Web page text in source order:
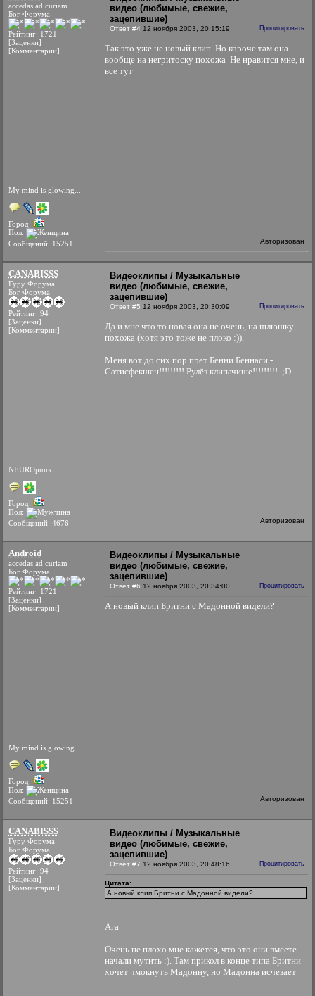
accedas ad curiam
Бог Форума
Рейтинг: 1721
[Заценки]
[Комментарии]
My mind is glowing...
Город:
Пол:
Сообщений: 15251
видео (любимые, свежие,
зацепившие)
Ответ #4 12 ноября 2003, 20:15:19 Процитировать
Так это уже не новый клип Но короче там она
вообще на негритоску похожа Не нравится мне, и
все тут
Авторизован
CANABISSS
Гуру Форума
Бог Форума
Рейтинг: 94
[Заценки]
[Комментарии]
NEUROpunk
Город:
Пол:
Сообщений: 4676
Видеоклипы / Музыкальные
видео (любимые, свежие,
зацепившие)
Ответ #5 12 ноября 2003, 20:30:09 Процитировать
Да и мне что то новая она не очень, на шлюшку
похожа (хотя это тоже не плоко :)).
Меня вот до сих пор прет Бенни Беннаси -
Сатисфекшен!!!!!!!!! Рулёз клипачише!!!!!!!!! ;D
Авторизован
Android
accedas ad curiam
Бог Форума
Рейтинг: 1721
[Заценки]
[Комментарии]
My mind is glowing...
Город:
Пол:
Сообщений: 15251
Видеоклипы / Музыкальные
видео (любимые, свежие,
зацепившие)
Ответ #6 12 ноября 2003, 20:34:00 Процитировать
А новый клип Бритни с Мадонной видели?
Авторизован
CANABISSS
Гуру Форума
Бог Форума
Рейтинг: 94
[Заценки]
[Комментарии]
Видеоклипы / Музыкальные
видео (любимые, свежие,
зацепившие)
Ответ #7 12 ноября 2003, 20:48:16 Процитировать
Цитата:
А новый клип Бритни с Мадонной видели?
Ага
Очень не плохо мне кажется, что это они вмсете
начали мутить :). Там прикол в конце типа Бритни
хочет чмокнуть Мадонну, но Мадонна исчезает